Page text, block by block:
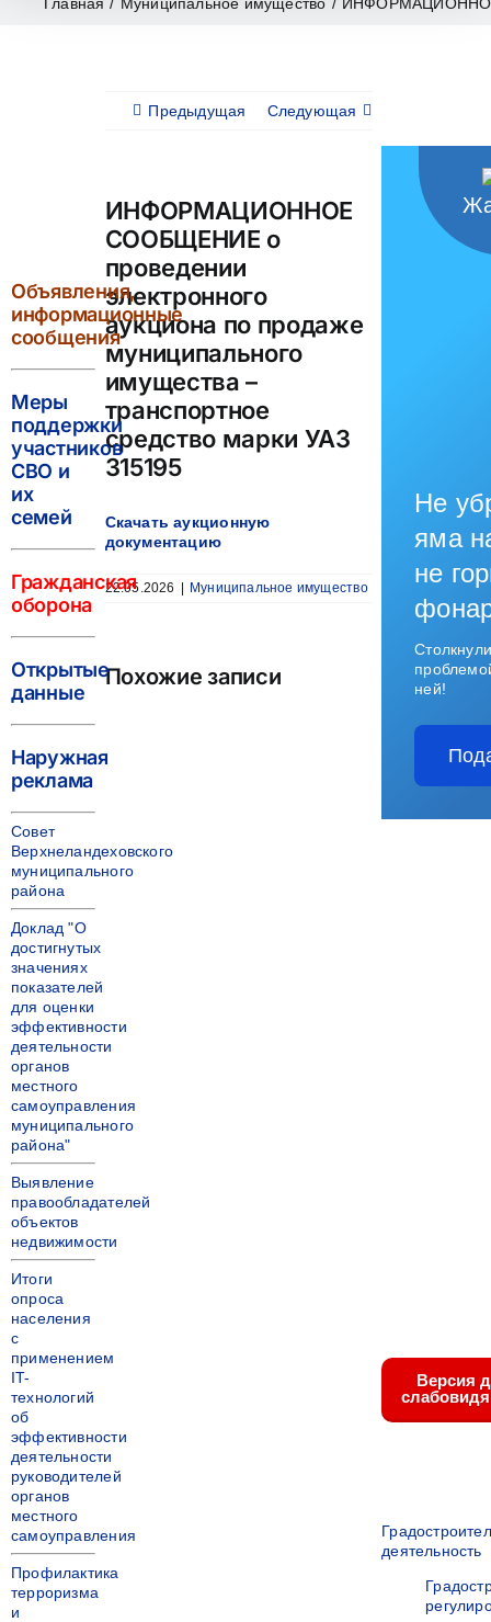
Предыдущая Следующая
ИНФОРМАЦИОННОЕ
СООБЩЕНИЕ о
проведении
электронного
аукциона по продаже
муниципального
имущества –
транспортное
средство марки УАЗ
315195
Скачать аукционную
документацию
22.05.2026 Муниципальное имущество
Похожие записи
Объявления,
информационные
сообщения
Меры
поддержки
участников
СВО и
их
семей
Гражданская
оборона
Открытые
данные
Наружная
реклама
Совет
Верхнеландеховского
муниципального
района
Доклад "О
достигнутых
значениях
показателей
для оценки
эффективности
деятельности
органов
местного
самоуправления
муниципального
района"
Выявление
правообладателей
объектов
недвижимости
Итоги
опроса
населения
с
применением
IT-
технологий
об
эффективности
деятельности
руководителей
органов
местного
самоуправления
Профилактика
терроризма
и
Не
яма
не
ней!
Версия
деятельность